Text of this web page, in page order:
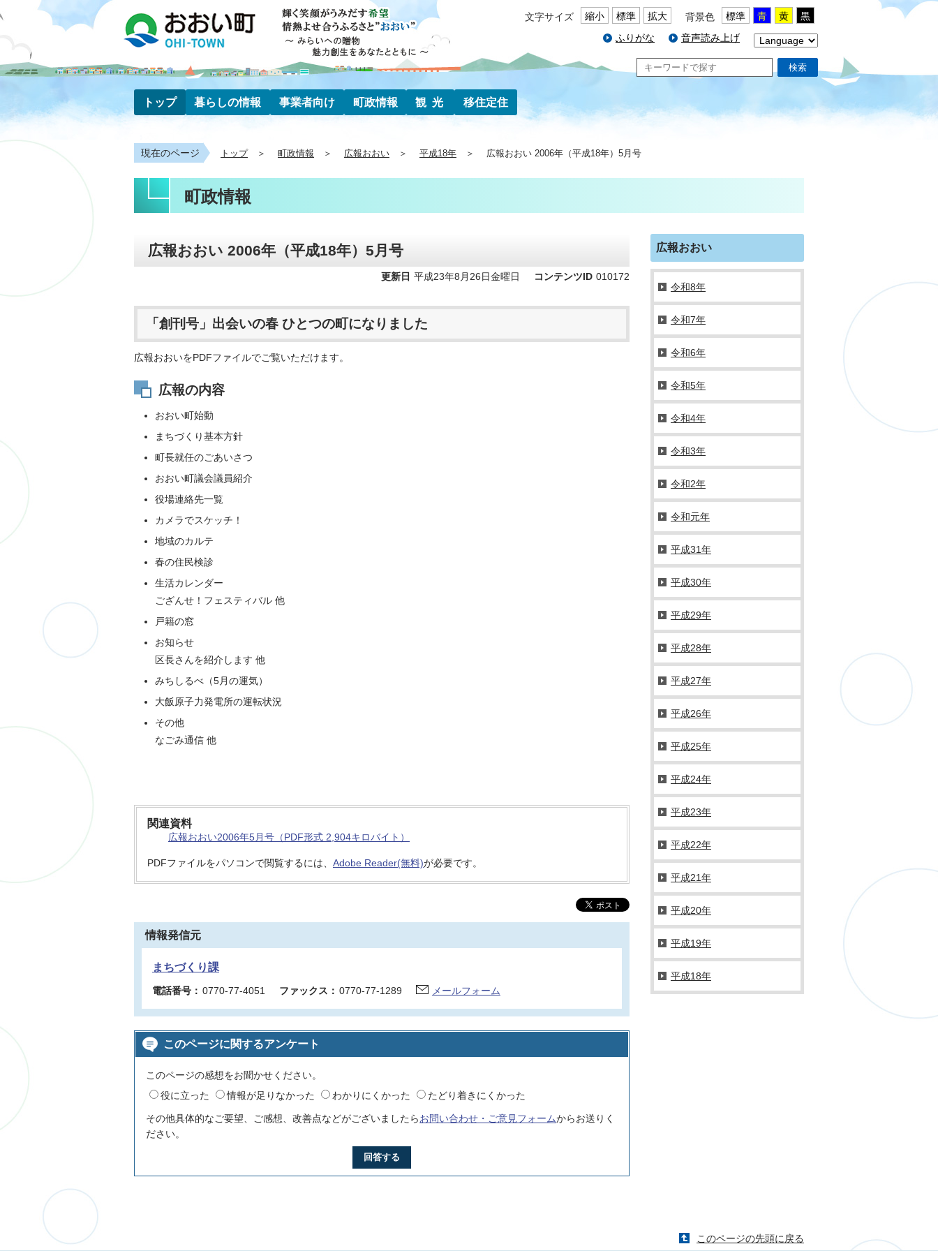
文字サイズ 縮小 標準 拡大 背景色 標準 青 黄
黒
ふりがな
音声読み上げ
検索
トップ 暮らしの情報 事業者向け 町政情報 観光 移住定住
現在のページ トップ 町政情報 広報おおい 平成18年 広報おおい 2006年（平成18年）5月号
町政情報
広報おおい 2006年（平成18年）5月号
更新日 平成23年8月26日金曜日 コンテンツID 010172
「創刊号」出会いの春 ひとつの町になりました
広報おおいをPDFファイルでご覧いただけます。
広報の内容
おおい町始動
まちづくり基本方針
町長就任のごあいさつ
おおい町議会議員紹介
役場連絡先一覧
カメラでスケッチ！
地域のカルテ
春の住民検診
生活カレンダー
ござんせ！フェスティバル 他
戸籍の窓
お知らせ
区長さんを紹介します 他
みちしるべ（5月の運気）
大飯原子力発電所の運転状況
その他
なごみ通信 他
関連資料
広報おおい2006年5月号（PDF形式 2,904キロバイト）
PDFファイルをパソコンで閲覧するには、 Adobe Reader(無料)が必要です。
情報発信元
まちづくり課
電話番号： 0770-77-4051 ファックス： 0770-77-1289 メールフォーム
このページに関するアンケート
このページの感想をお聞かせください。
役に立った
情報が足りなかった わかりにくかった たどり着きにくかった
その他具体的なご要望、ご感想、改善点などがございましたらお問い合わせ・ご意見フォームからお送りく
ださい。
回答する
広報おおい
令和8年
令和7年
令和6年
令和5年
令和4年
令和3年
令和2年
令和元年
平成31年
平成30年
平成29年
平成28年
平成27年
平成26年
平成25年
平成24年
平成23年
平成22年
平成21年
平成20年
平成19年
平成18年
このページの先頭に戻る